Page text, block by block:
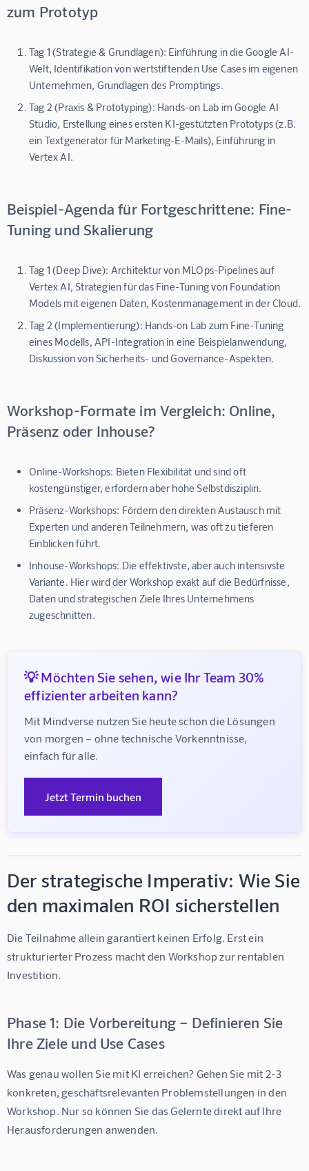
zum Prototyp
Tag 1 (Strategie & Grundlagen): Einführung in die Google AI-
Welt, Identifikation von wertstiftenden Use Cases im eigenen
Unternehmen, Grundlagen des Promptings.
Tag 2 (Praxis & Prototyping): Hands-on Lab im Google AI
Studio, Erstellung eines ersten KI-gestützten Prototyps (z.B.
ein Textgenerator für Marketing-E-Mails), Einführung in
Vertex AI.
Beispiel-Agenda für Fortgeschrittene: Fine-
Tuning und Skalierung
Tag 1 (Deep Dive): Architektur von MLOps-Pipelines auf
Vertex AI, Strategien für das Fine-Tuning von Foundation
Models mit eigenen Daten, Kostenmanagement in der Cloud.
Tag 2 (Implementierung): Hands-on Lab zum Fine-Tuning
eines Modells, API-Integration in eine Beispielanwendung,
Diskussion von Sicherheits- und Governance-Aspekten.
Workshop-Formate im Vergleich: Online,
Präsenz oder Inhouse?
Online-Workshops: Bieten Flexibilität und sind oft
kostengünstiger, erfordern aber hohe Selbstdisziplin.
Präsenz-Workshops: Fördern den direkten Austausch mit
Experten und anderen Teilnehmern, was oft zu tieferen
Einblicken führt.
Inhouse-Workshops: Die effektivste, aber auch intensivste
Variante. Hier wird der Workshop exakt auf die Bedürfnisse,
Daten und strategischen Ziele Ihres Unternehmens
zugeschnitten.
💡 Möchten Sie sehen, wie Ihr Team 30%
effizienter arbeiten kann?
Mit Mindverse nutzen Sie heute schon die Lösungen
von morgen – ohne technische Vorkenntnisse,
einfach für alle.
Jetzt Termin buchen
Der strategische Imperativ: Wie Sie
den maximalen ROI sicherstellen
Die Teilnahme allein garantiert keinen Erfolg. Erst ein
strukturierter Prozess macht den Workshop zur rentablen
Investition.
Phase 1: Die Vorbereitung – Definieren Sie
Ihre Ziele und Use Cases
Was genau wollen Sie mit KI erreichen? Gehen Sie mit 2-3
konkreten, geschäftsrelevanten Problemstellungen in den
Workshop. Nur so können Sie das Gelernte direkt auf Ihre
Herausforderungen anwenden.